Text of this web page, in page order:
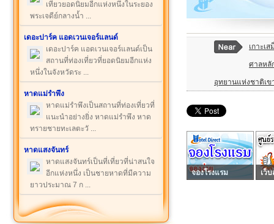
เที่ยวยอดนิยมอีกแห่งหนึ่งในระยอง
พระเจดีย์กลางน้ำ ...
เดอะปาร์ค แอดเวนเจอร์แลนด์
เดอะปาร์ค แอดเวนเจอร์แลนด์เป็น
สถานที่ท่องเที่ยวที่ยอดนิยมอีกแห่ง
หนึ่งในจังหวัดระ ...
หาดแม่รำพึง
หาดแม่รำพึงเป็นสถานที่ท่องเที่ยวที่
แนะนำอย่างยิ่ง หาดแม่รำพึง หาด
ทรายชายทะเลตะวั ...
หาดแสงจันทร์
หาดแสงจันทร์เป็นที่เที่ยวที่น่าสนใจ
อีกแห่งหนึ่ง เป็นชายหาดที่มีความ
ยาวประมาณ 7 ก ...
เกาะเส
ศาลหลั
อุทยานแห่งชาติเ
จองโรงแรม เว็